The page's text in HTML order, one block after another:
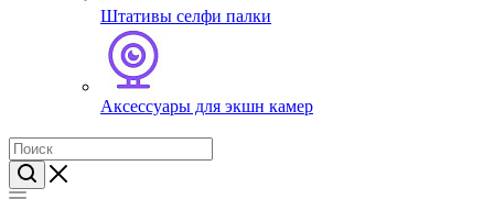
Штативы селфи палки
Аксессуары для экшн камер